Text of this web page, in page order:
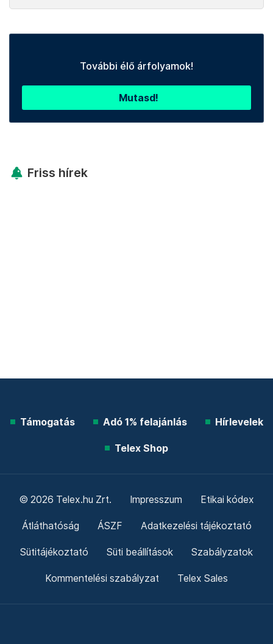
További élő árfolyamok!
Mutasd!
Friss hírek
Támogatás Adó 1% felajánlás Hírlevelek
Telex Shop
© 2026 Telex.hu Zrt. Impresszum Etikai kódex
Átláthatóság ÁSZF Adatkezelési tájékoztató
Sütitájékoztató Süti beállítások Szabályzatok
Kommentelési szabályzat Telex Sales